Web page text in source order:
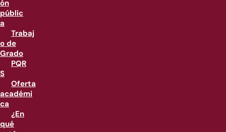
ón
públic
a
Trabaj
o de
Grado
PQR
S
Oferta
académi
ca
¿En
qué